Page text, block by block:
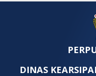
DINAS